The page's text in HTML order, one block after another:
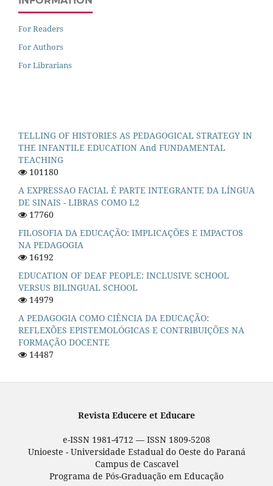
For Readers
For Authors
For Librarians
TELLING OF HISTORIES AS PEDAGOGICAL STRATEGY IN
THE INFANTILE EDUCATION And FUNDAMENTAL
TEACHING
101180
A EXPRESSAO FACIAL É PARTE INTEGRANTE DA LÍNGUA
DE SINAIS - LIBRAS COMO L2
17760
FILOSOFIA DA EDUCAÇÃO: IMPLICAÇÕES E IMPACTOS
NA PEDAGOGIA
16192
EDUCATION OF DEAF PEOPLE: INCLUSIVE SCHOOL
VERSUS BILINGUAL SCHOOL
14979
A PEDAGOGIA COMO CIÊNCIA DA EDUCAÇÃO:
REFLEXÕES EPISTEMOLÓGICAS E CONTRIBUIÇÕES NA
FORMAÇÃO DOCENTE
14487
Revista Educere et Educare
e-ISSN 1981-4712 — ISSN 1809-5208
Unioeste - Universidade Estadual do Oeste do Paraná
Campus de Cascavel
Programa de Pós-Graduação em Educação